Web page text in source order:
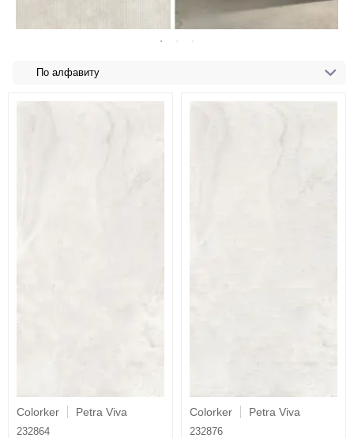
По алфавиту
Colorker Petra Viva
232864
Colorker Petra Viva
232876